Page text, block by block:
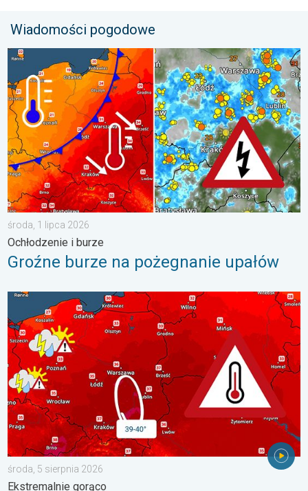
Wiadomości pogodowe
Groźne burze na pożegnanie upałów. Ochłodzenie i burze. . .
środa, 1 lipca 2026
Ochłodzenie i burze
Groźne burze na pożegnanie upałów
Nawet 40 stopni w cieniu i burze. Ekstremalnie gorąco. . .
środa, 5 sierpnia 2026
Ekstremalnie gorąco